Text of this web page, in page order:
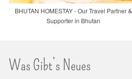
BHUTAN HOMESTAY - Our Travel Partner &
Supporter in Bhutan
Was Gibt’s Neues